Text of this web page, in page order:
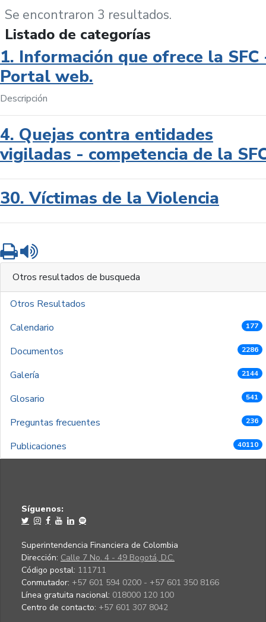
Se encontraron 3 resultados.
Listado de categorías
1. Información que ofrece la SFC
Portal web.
Descripción
4. Quejas contra entidades
vigiladas - competencia de la
30. Víctimas de la Violencia
Imprimir
Otros resultados de busqueda
Otros Resultados
Calendario
177
Documentos 2286
Galería 2144
Glosario 541
Preguntas frecuentes 236
Publicaciones 40110
Síguenos:
Superintendencia Financiera de Colombia
Dirección: Calle 7 No. 4 - 49 Bogotá, D.C.
Código postal: 111711
Conmutador: +57 601 594 0200 - +57 601 350 8166
Línea gratuita nacional: 018000 120 100
Centro de contacto: +57 601 307 8042